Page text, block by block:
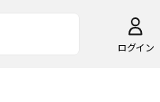
ログイン